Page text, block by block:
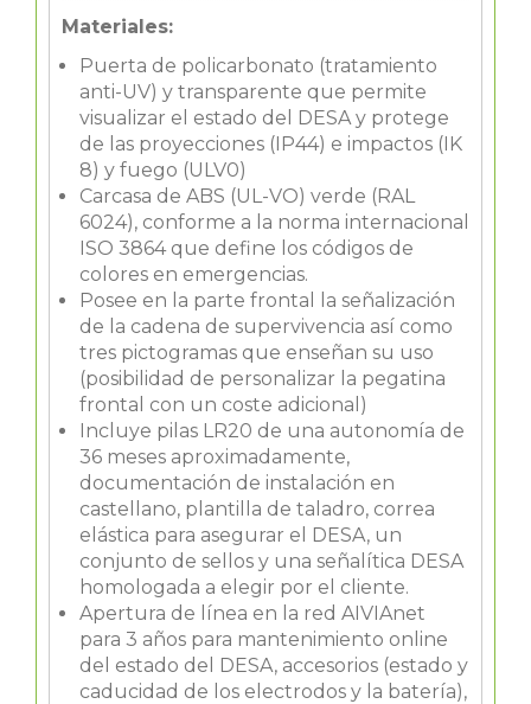
Materiales:
Puerta de policarbonato (tratamiento
anti-UV) y transparente que permite
visualizar el estado del DESA y protege
de las proyecciones (IP44) e impactos (IK
8) y fuego (ULV0)
Carcasa de ABS (UL-VO) verde (RAL
6024), conforme a la norma internacional
ISO 3864 que define los códigos de
colores en emergencias.
Posee en la parte frontal la señalización
de la cadena de supervivencia así como
tres pictogramas que enseñan su uso
(posibilidad de personalizar la pegatina
frontal con un coste adicional)
Incluye pilas LR20 de una autonomía de
36 meses aproximadamente,
documentación de instalación en
castellano, plantilla de taladro, correa
elástica para asegurar el DESA, un
conjunto de sellos y una señalítica DESA
homologada a elegir por el cliente.
Apertura de línea en la red AIVIAnet
para 3 años para mantenimiento online
del estado del DESA, accesorios (estado y
caducidad de los electrodos y la batería),